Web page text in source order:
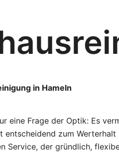
in Hameln
eine Frage der Optik: Es
zum
Service, der gründlich,